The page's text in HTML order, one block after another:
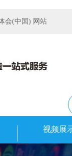
会(中国) 网站
视频展